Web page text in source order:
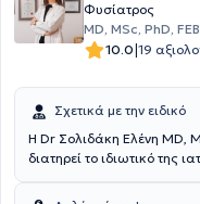
Φυσίατρος
MD, MSc, PhD,
10.0|19
Σχετικά με την ειδικό
Η Dr Σολιδάκη Ελένη MD,
διατηρεί το ιδιωτικό της
κάτοχος Μεταπτυχιακού